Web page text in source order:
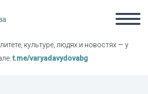
культуре, людях и новостях — у
t.me/varyadavydovabg